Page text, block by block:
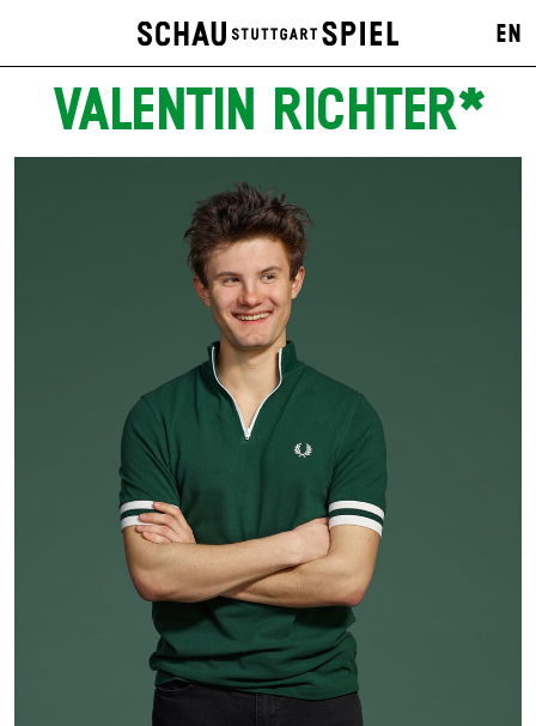
EN
VALENTIN RICHTER*